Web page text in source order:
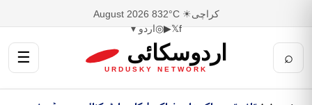
کراچی☀ 32°C
8 August 2026
f
𝕏
▶
◎اردو ▾
⌕ اردوسکائی
URDUSKY NETWORK
☰